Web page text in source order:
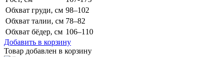
Обхват груди, см 98–102
Обхват талии, см 78–82
Обхват бёдер, см 106–110
Добавить в корзину
Товар добавлен в корзину